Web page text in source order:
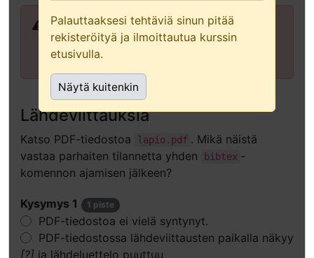
näppäimistön
avustavan
teknologian
käyttäjille)
Palauttaaksesi tehtäviä sinun pitää
rekisteröityä ja ilmoittautua kurssin
etusivulla.
Näytä kuitenkin
Palauttaaksesi tehtäviä sinun pitää
rekisteröityä ja ilmoittautua kurssin
etusivulla.
Lähdeviittauksia
Katso PDF-tiedostoa lapio.pdf . Mikä näistä
vastaa parhaiten tilannetta yhden
bibtex -
komennon ajamisen jälkeen?
Kysymys 1 1 piste
PDF-tiedostoa ei vielä syntynyt.
PDF-tiedostossa lähdeviittausten paikalla näkyy
[?] ja lähdeluettelo puuttuu